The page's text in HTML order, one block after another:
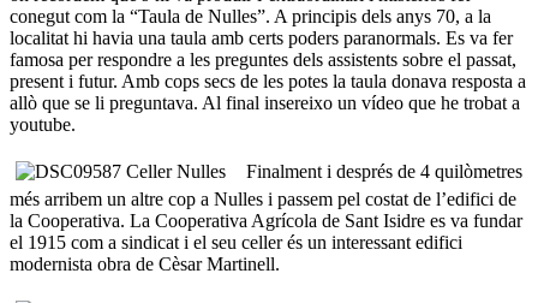
conegut com la “Taula de Nulles”. A principis dels anys 70, a la
localitat hi havia una taula amb certs poders paranormals. Es va fer
famosa per respondre a les preguntes dels assistents sobre el passat,
present i futur. Amb cops secs de les potes la taula donava resposta a
allò que se li preguntava. Al final insereixo un vídeo que he trobat a
youtube.
Finalment i després de 4 quilòmetres
més arribem un altre cop a Nulles i passem pel costat de l’edifici de
la Cooperativa. La Cooperativa Agrícola de Sant Isidre es va fundar
el 1915 com a sindicat i el seu celler és un interessant edifici
modernista obra de Cèsar Martinell.